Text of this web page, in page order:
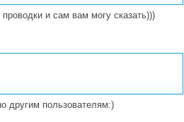
и сам вам могу сказать)))
другим пользователям:)